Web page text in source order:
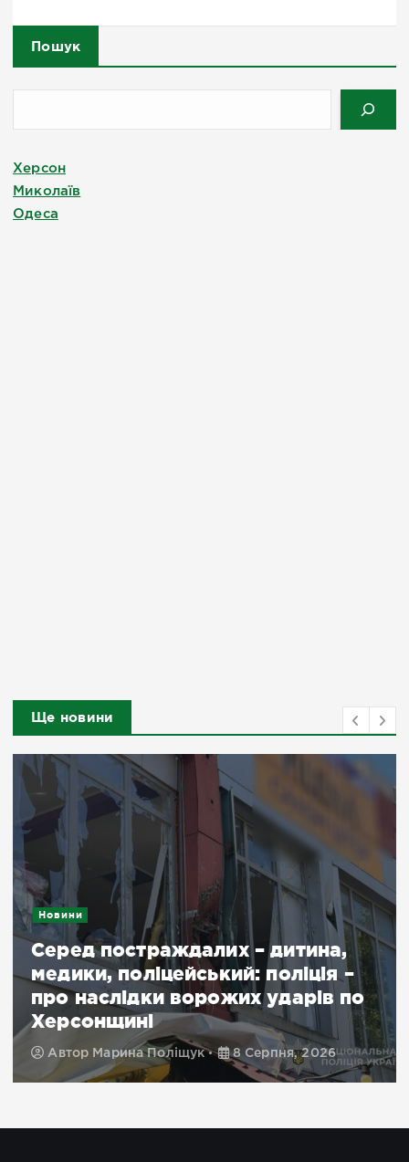
Пошук
Херсон
Миколаїв
Одеса
Ще новини
Новини
Серед постраждалих – дитина,
медики, поліцейський: поліція –
про наслідки ворожих ударів по
Херсонщині
Автор Марина Поліщук 8 Серпня, 2026